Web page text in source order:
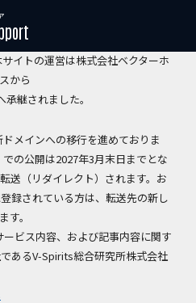
お知らせ】
イトの運営は株式会社ベクターホ
から
承継されました。
メインへの移行を進めておりま
の公開は2027年3月末日までとな
送（リダイレクト）されます。お
録されている方は、転送先の新し
す。
ビス内容、および記事内容に関す
あるV-Spirits総合研究所株式会社